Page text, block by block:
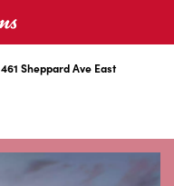
461 Sheppard Ave East